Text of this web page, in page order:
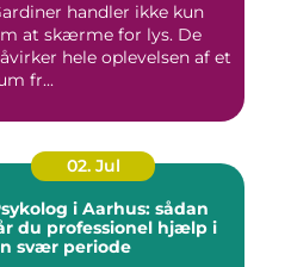
handler ikke kun
at skærme for lys. De
hele oplevelsen af et
fr...
02. Jul
i Aarhus: sådan
du professionel hjælp i
svær periode